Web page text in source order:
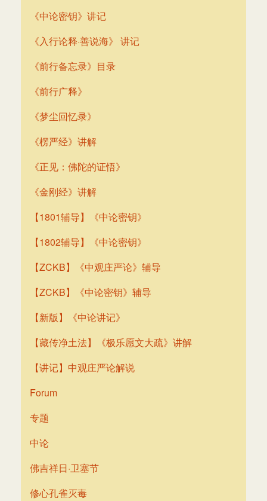
《中论密钥》讲记
《入行论释·善说海》 讲记
《前行备忘录》目录
《前行广释》
《梦尘回忆录》
《楞严经》讲解
《正见：佛陀的证悟》
《金刚经》讲解
【1801辅导】《中论密钥》
【1802辅导】《中论密钥》
【ZCKB】《中观庄严论》辅导
【ZCKB】《中论密钥》辅导
【新版】《中论讲记》
【藏传净土法】《极乐愿文大疏》讲解
【讲记】中观庄严论解说
Forum
专题
中论
佛吉祥日·卫塞节
修心孔雀灭毒